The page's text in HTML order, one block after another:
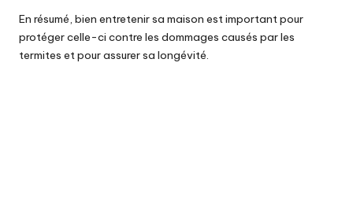
En résumé, bien entretenir sa maison est important pour
protéger celle-ci contre les dommages causés par les
termites et pour assurer sa longévité.